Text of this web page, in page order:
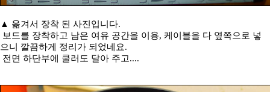
▲ 옮겨서 장착 된 사진입니다.
보드를 장착하고 남은 여유 공간을 이용, 케이블을 다 옆쪽으로 넣
으니 깔끔하게 정리가 되었네요.
전면 하단부에 쿨러도 달아 주고....